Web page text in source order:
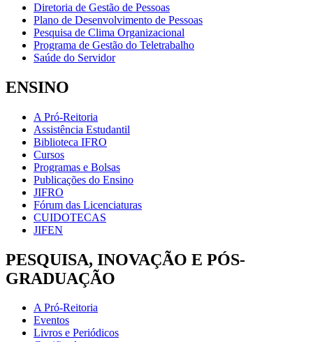
Diretoria de Gestão de Pessoas
Plano de Desenvolvimento de Pessoas
Pesquisa de Clima Organizacional
Programa de Gestão do Teletrabalho
Saúde do Servidor
ENSINO
A Pró-Reitoria
Assistência Estudantil
Biblioteca IFRO
Cursos
Programas e Bolsas
Publicações do Ensino
JIFRO
Fórum das Licenciaturas
CUIDOTECAS
JIFEN
PESQUISA, INOVAÇÃO E PÓS-
GRADUAÇÃO
A Pró-Reitoria
Eventos
Livros e Periódicos